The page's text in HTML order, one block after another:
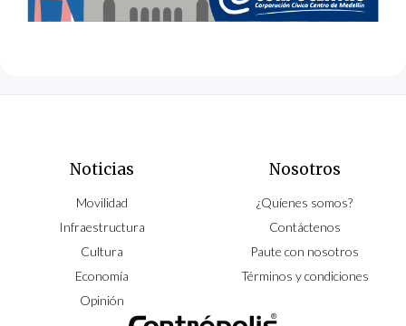
Noticias
Movilidad
Infraestructura
Cultura
Economía
Opinión
Nosotros
¿Quíenes somos?
Contáctenos
Paute con nosotros
Términos y condiciones